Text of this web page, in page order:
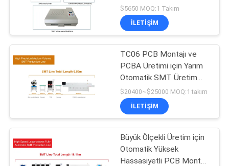
Küçük SMT
Makinesi
CHMT560P4, 3040
Yazıcı, T962C Geri Akış
Fırını
$5650 MOQ:1 Takım
İLETIŞIM
TC06 PCB Montajı ve
PCBA Üretimi için Yarım
Otomatik SMT Üretim
hattı
$20400~$25000 MOQ:1 takım
İLETIŞIM
Büyük Ölçekli Üretim için
Otomatik Yüksek
Hassasiyetli PCB Montaj